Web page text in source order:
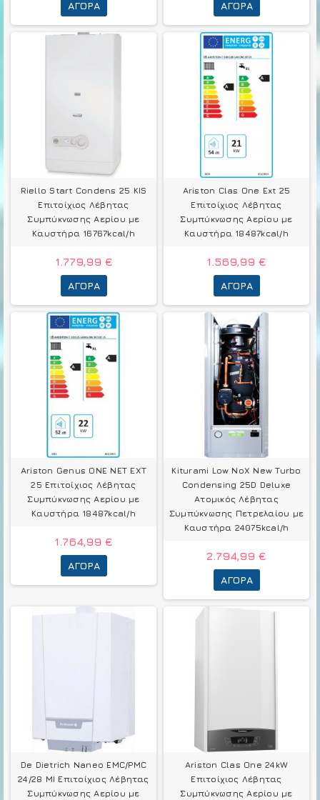
ΑΓΟΡΆ ΑΓΟΡΆ
Riello Start Condens 25 KIS
Επιτοίχιος Λέβητας
Συμπύκνωσης Αερίου με
Καυστήρα 16767kcal/h
1.779,99 €
ΑΓΟΡΆ
Ariston Clas One Ext 25
Επιτοίχιος Λέβητας
Συμπύκνωσης Αερίου με
Καυστήρα 18487kcal/h
1.569,99 €
ΑΓΟΡΆ
Ariston Genus ONE NET EXT
25 Επιτοίχιος Λέβητας
Συμπύκνωσης Αερίου με
Καυστήρα 18487kcal/h
1.764,99 €
ΑΓΟΡΆ
Kiturami Low NoX New Turbo
Condensing 25D Deluxe
Ατομικός Λέβητας
Συμπύκνωσης Πετρελαίου με
Καυστήρα 24075kcal/h
2.794,99 €
ΑΓΟΡΆ
De Dietrich Naneo EMC/PMC
24/28 MI Επιτοίχιος Λέβητας
Συμπύκνωσης Αερίου με
Ariston Clas One 24kW
Επιτοίχιος Λέβητας
Συμπύκνωσης Αερίου με